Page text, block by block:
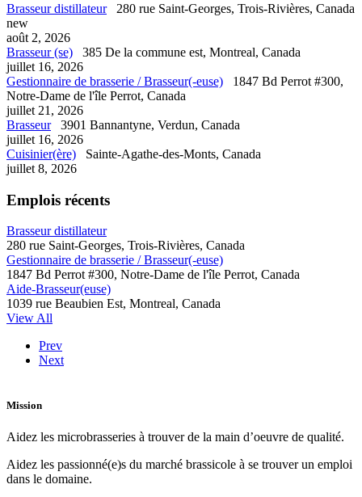
Brasseur distillateur
280 rue Saint-Georges, Trois-Rivières, Canada
new
août 2, 2026
Brasseur (se)
385 De la commune est, Montreal, Canada
juillet 16, 2026
Gestionnaire de brasserie / Brasseur(-euse)
1847 Bd Perrot #300,
Notre-Dame de l'île Perrot, Canada
juillet 21, 2026
Brasseur
3901 Bannantyne, Verdun, Canada
juillet 16, 2026
Cuisinier(ère)
Sainte-Agathe-des-Monts, Canada
juillet 8, 2026
Emplois récents
Brasseur distillateur
280 rue Saint-Georges, Trois-Rivières, Canada
Gestionnaire de brasserie / Brasseur(-euse)
1847 Bd Perrot #300, Notre-Dame de l'île Perrot, Canada
Aide-Brasseur(euse)
1039 rue Beaubien Est, Montreal, Canada
View All
Prev
Next
Mission
Aidez les microbrasseries à trouver de la main d’oeuvre de qualité.
Aidez les passionné(e)s du marché brassicole à se trouver un emploi
dans le domaine.